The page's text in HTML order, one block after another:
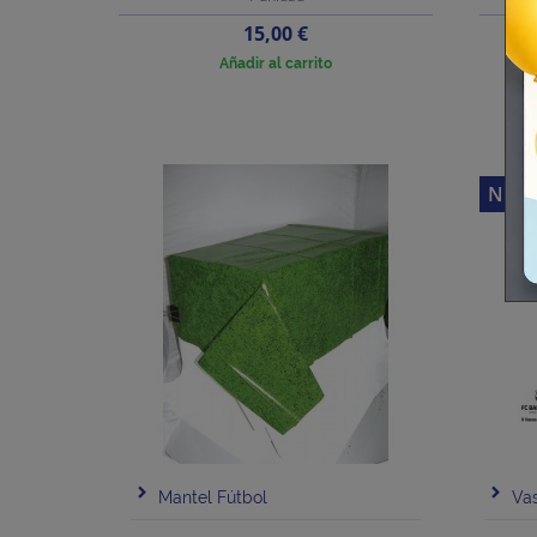
Precio
15,00 €
Añadir al carrito
Mantel Fútbol